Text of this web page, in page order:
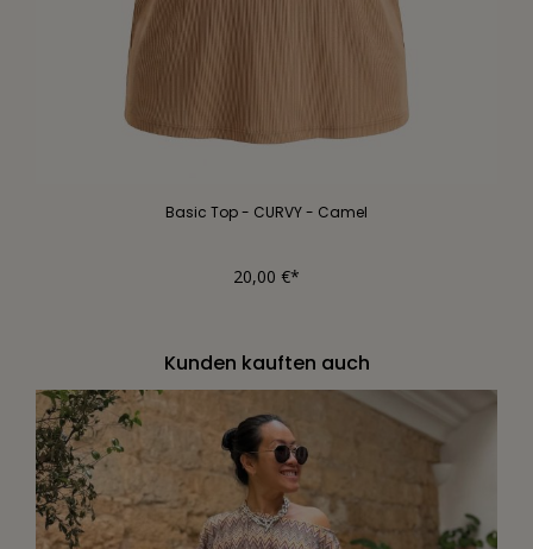
Basic Top - CURVY - Camel
20,00 €*
Kunden kauften auch